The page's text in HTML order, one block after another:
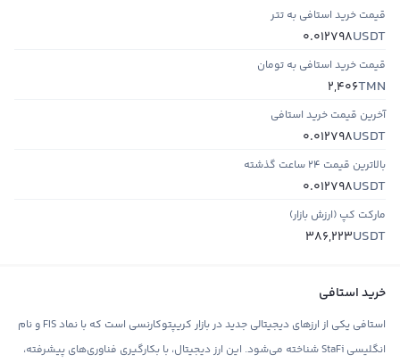
قیمت خرید استافی به تتر
USDT
0.012798
قیمت خرید استافی به تومان
TMN
2,406
آخرین قیمت خرید استافی
USDT
0.012798
بالاترین قیمت ۲۴ ساعت گذشته
USDT
0.012798
مارکت کپ (ارزش بازار)
USDT
386,223
خرید استافی
استافی یکی از ارزهای دیجیتالی جدید در بازار کریپتوکارنسی است که با نماد FIS و نام
انگلیسی StaFi شناخته می‌شود. این ارز دیجیتال، با بکارگیری فناوری‌های پیشرفته،